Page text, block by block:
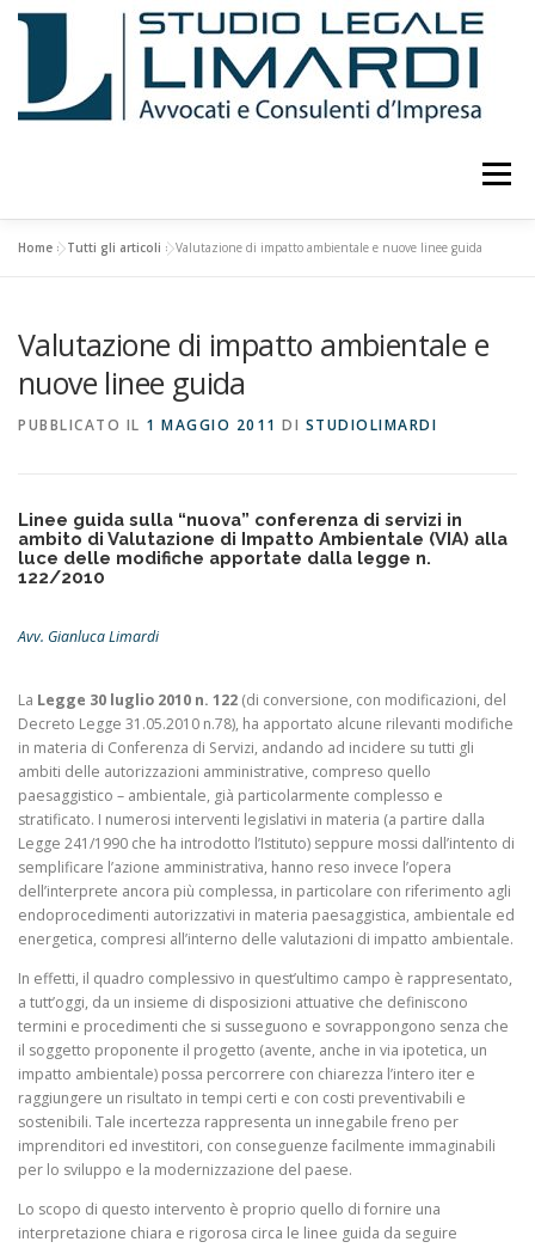
Passa
Menu
PUBBLICAZIONI E STUDI EVENTI E CONFERENZE
Home »Tutti gli articoli »Valutazione di impatto ambientale e nuove linee guida
Valutazione di impatto ambientale e
nuove linee guida
PUBBLICATO IL 1 MAGGIO 2011 DI STUDIOLIMARDI
Linee guida sulla “nuova” conferenza di servizi in
ambito di Valutazione di Impatto Ambientale (VIA) alla
luce delle modifiche apportate dalla legge n.
122/2010
Avv. Gianluca Limardi
La Legge 30 luglio 2010 n. 122 (di conversione, con modificazioni, del
Decreto Legge 31.05.2010 n.78), ha apportato alcune rilevanti modifiche
in materia di Conferenza di Servizi, andando ad incidere su tutti gli
ambiti delle autorizzazioni amministrative, compreso quello
paesaggistico – ambientale, già particolarmente complesso e
stratificato. I numerosi interventi legislativi in materia (a partire dalla
Legge 241/1990 che ha introdotto l’Istituto) seppure mossi dall’intento di
semplificare l’azione amministrativa, hanno reso invece l’opera
dell’interprete ancora più complessa, in particolare con riferimento agli
endoprocedimenti autorizzativi in materia paesaggistica, ambientale ed
energetica, compresi all’interno delle valutazioni di impatto ambientale.
In effetti, il quadro complessivo in quest’ultimo campo è rappresentato,
a tutt’oggi, da un insieme di disposizioni attuative che definiscono
termini e procedimenti che si susseguono e sovrappongono senza che
il soggetto proponente il progetto (avente, anche in via ipotetica, un
impatto ambientale) possa percorrere con chiarezza l’intero iter e
raggiungere un risultato in tempi certi e con costi preventivabili e
sostenibili. Tale incertezza rappresenta un innegabile freno per
imprenditori ed investitori, con conseguenze facilmente immaginabili
per lo sviluppo e la modernizzazione del paese.
Lo scopo di questo intervento è proprio quello di fornire una
interpretazione chiara e rigorosa circa le linee guida da seguire